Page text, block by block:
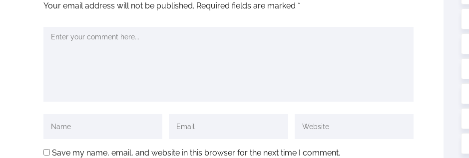
Your email address will not be published. Required fields are marked *
Save my name, email, and website in this browser for the next time I comment.